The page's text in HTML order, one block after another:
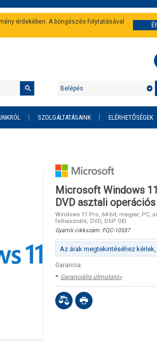
érdekében. A böngészés folytatásával
Belépés
SZOLGÁLTATÁSAINK ELÉRHETŐSÉGEK
Microsoft Windows
DVD asztali
Windows 11 Pro, 64-bit, magyar, PC,
felhasználó, DVD, DSP OEI
Gyártói cikkszám: FQC-10537
Az árak megtekintéséhez
Garancia:
- Garanciális útmutató»